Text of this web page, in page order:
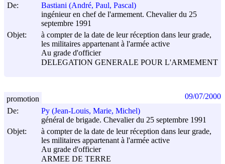
De:
Bastiani (André, Paul, Pascal)
ingénieur en chef de l'armement. Chevalier du 25
septembre 1991
Objet:
à compter de la date de leur réception dans leur grade,
les militaires appartenant à l'armée active
Au grade d'officier
DELEGATION GENERALE POUR L'ARMEMENT
De:
Py (Jean-Louis, Marie, Michel)
général de brigade. Chevalier du 25 septembre 1991
Objet:
à compter de la date de leur réception dans leur grade,
les militaires appartenant à l'armée active
Au grade d'officier
ARMEE DE TERRE
promotion 09/07/2000